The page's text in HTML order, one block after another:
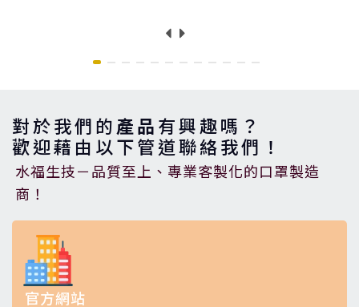
對於我們的產品有興趣嗎？
歡迎藉由以下管道聯絡我們！
水福生技－品質至上、專業客製化的口罩製造
商！
官方網站